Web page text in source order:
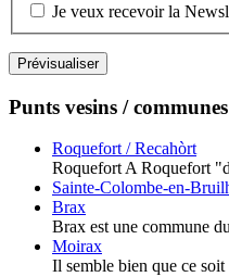
Je veux recevoir la
Punts vesins /
Roquefort / Recahòrt
Roquefort A Roquefort
Sainte-Colombe-en-
Brax
Brax est une commune
Moirax
Il semble bien que ce